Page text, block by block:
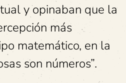
y opinaban que la
más
matemático, en la
son números”.